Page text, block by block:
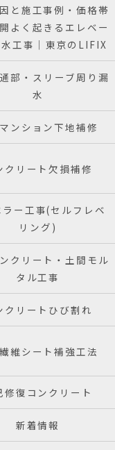
と施工事例・価格帯
よく起きるエレベー
工事｜東京のLIFIX
部・スリーブ周り漏
水
ンション下地補修
クリート欠損補修
ー工事(セルフレベ
リング)
クリート・土間モル
タル工事
クリートひび割れ
維シート補強工法
修復コンクリート
新着情報